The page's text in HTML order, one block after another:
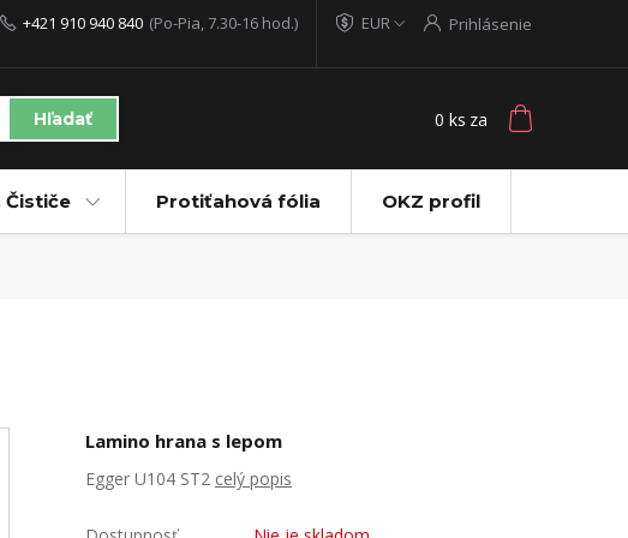
EUR Prihlásenie
Hľadať
+421 910 940 840 (Po-Pia, 7.30-16 hod.)
0 ks za
Čističe Protiťahová fólia OKZ profil
Lamino hrana s lepom
Egger U104 ST2 celý popis